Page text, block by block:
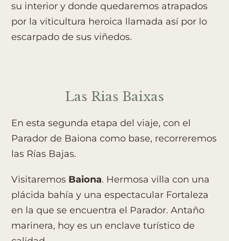
su interior y donde quedaremos atrapados
por la viticultura heroica llamada así por lo
escarpado de sus viñedos.
Las Rias Baixas​
En esta segunda etapa del viaje, con el
Parador de Baiona como base, recorreremos
las Rías Bajas.
Visitaremos Baiona. Hermosa villa con una
plácida bahía y una espectacular Fortaleza
en la que se encuentra el Parador. Antaño
marinera, hoy es un enclave turístico de